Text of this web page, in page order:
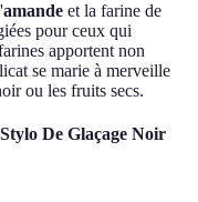
amande et la farine de
pour ceux qui
apportent non
se marie à merveille
ou les fruits secs.
De Glaçage Noir